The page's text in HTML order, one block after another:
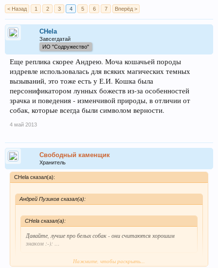
< Назад 1 2 3 4 5 6 7 Вперёд >
CHela
Завсегдатай
ИО "Содружество"
Еще реплика скорее Андрею. Моча кошачьей породы
издревле использовалась для всяких магических темных
вызываний, это тоже есть у Е.И. Кошка была
персонификатором лунных божеств из-за особенностей
зрачка и поведения - изменчивой природы, в отличии от
собак, которые всегда были символом верности.
4 май 2013
Свободный каменщик
Хранитель
CHela сказал(а):
Андрей Пузиков сказал(а):
CHela сказал(а):
Давайте, лучше про белых собак - они считаются хорошим
знаком :-): …
Эдак мы на блондинок и брюнеток перейдем.
Нажмите, чтобы раскрыть...